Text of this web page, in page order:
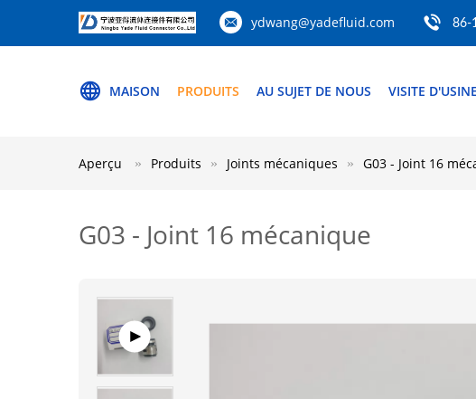
ydwang@yadefluid.com 86-
MAISON PRODUITS AU SUJET DE NOUS VISITE D'USINE
Aperçu Produits Joints mécaniques G03 - Joint 16
G03 - Joint 16 mécanique